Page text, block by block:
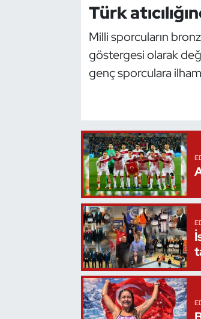
Türk
Milli sporcuların
göstergesi olarak
genç sporculara
Modern Pentatlon
Motor Sporları
Oryantiring
Özel Sporcular